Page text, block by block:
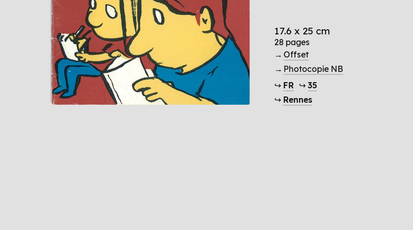
17.6 x 25 cm
28 pages
→Offset
→ Photocopie NB
↪ FR ↪35
↪ Rennes